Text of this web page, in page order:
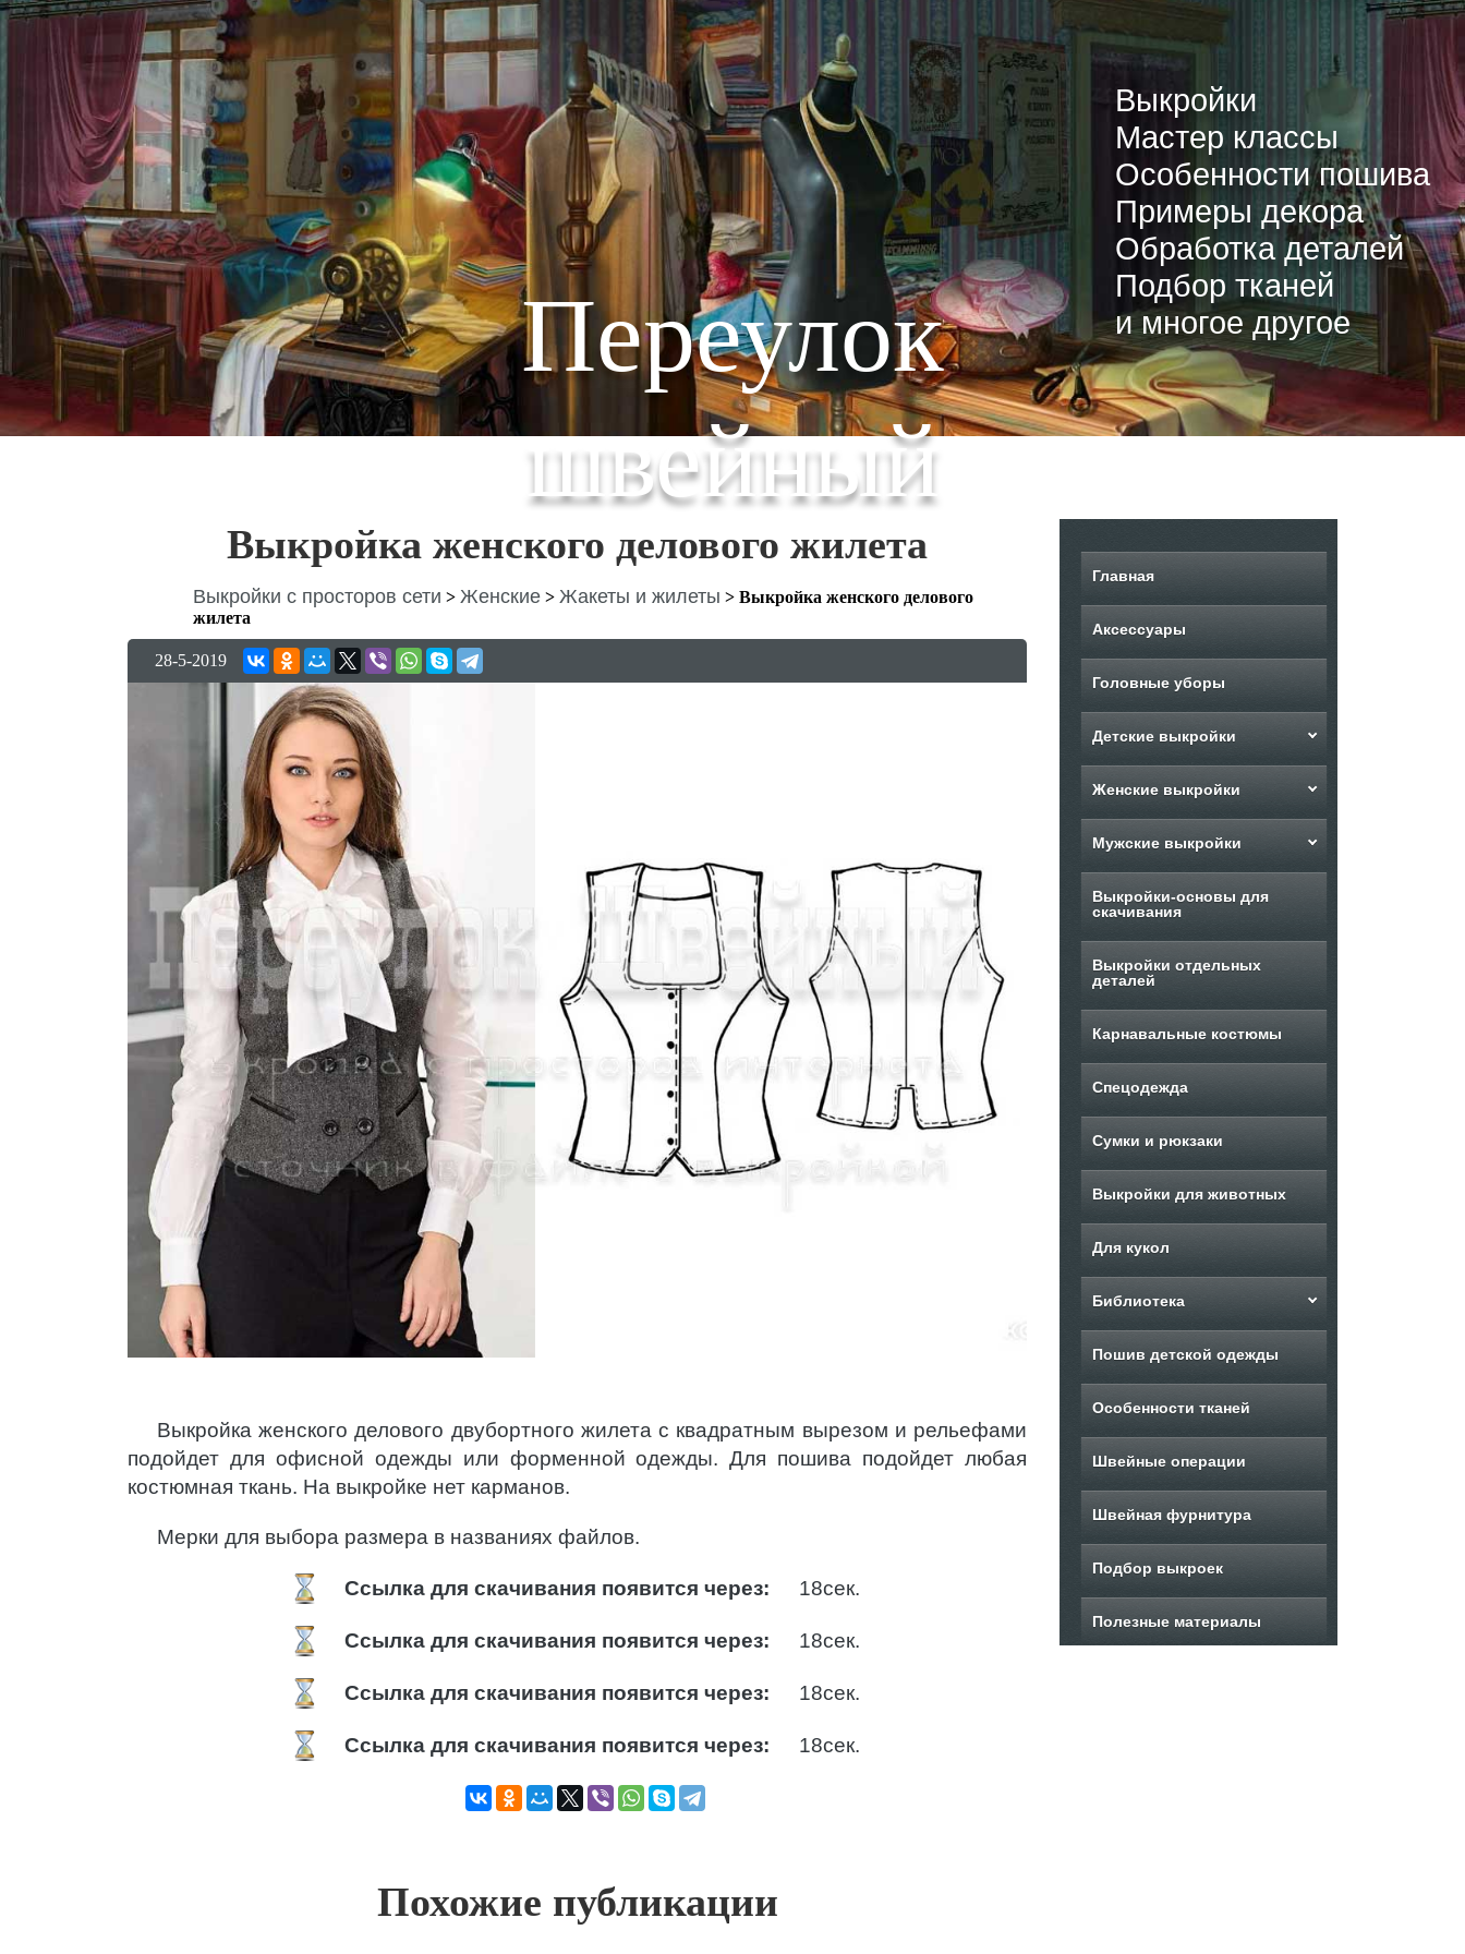
Переулок
швейный
Выкройки
Мастер классы
Особенности пошива
Примеры декора
Обработка деталей
Подбор тканей
и многое другое
Выкройка женского делового жилета
Выкройки с просторов сети > Женские > Жакеты и жилеты > Выкройка женского делового
жилета
28-5-2019
Выкройка женского делового двубортного жилета с квадратным вырезом и рельефами
подойдет для офисной одежды или форменной одежды. Для пошива подойдет любая
костюмная ткань. На выкройке нет карманов.
Мерки для выбора размера в названиях файлов.
Ссылка для скачивания появится через: 17сек.
Ссылка для скачивания появится через: 17сек.
Ссылка для скачивания появится через: 17сек.
Ссылка для скачивания появится через: 17сек.
Похожие публикации
Главная
Аксессуары
Головные уборы
Детские выкройки
Женские выкройки
Мужские выкройки
Выкройки-основы для
скачивания
Выкройки отдельных
деталей
Карнавальные костюмы
Спецодежда
Сумки и рюкзаки
Выкройки для животных
Для кукол
Библиотека
Пошив детской одежды
Особенности тканей
Швейные операции
Швейная фурнитура
Подбор выкроек
Полезные материалы